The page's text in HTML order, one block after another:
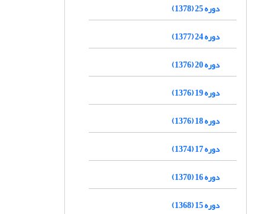
دوره 25 (1378)
دوره 24 (1377)
دوره 20 (1376)
دوره 19 (1376)
دوره 18 (1376)
دوره 17 (1374)
دوره 16 (1370)
دوره 15 (1368)